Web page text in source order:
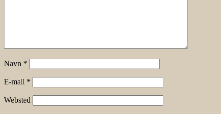
Navn *
E-mail *
Websted